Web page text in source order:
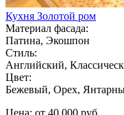
Кухня Золотой ром
Материал фасада:
Патина, Экошпон
Стиль:
Английский,
Цвет:
Бежевый, Орех,
Цена: от 40 000 руб.